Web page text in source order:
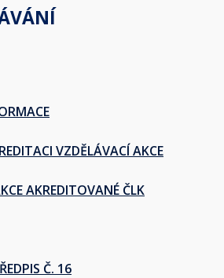
VZDĚLÁVACÍ AKCE
AKREDITOVANÉ ČLK
Č. 16